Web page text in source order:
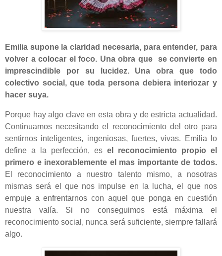
Emilia supone la claridad necesaria, para entender, para
volver a colocar el foco. Una obra que se convierte en
imprescindible por su lucidez. Una obra que todo
colectivo social, que toda persona debiera interiozar y
hacer suya.
Porque hay algo clave en esta obra y de estricta actualidad.
Continuamos necesitando el reconocimiento del otro para
sentirnos inteligentes, ingeniosas, fuertes, vivas. Emilia lo
define a la perfección, es el reconocimiento propio el
primero e inexorablemente el mas importante de todos.
El reconocimiento a nuestro talento mismo, a nosotras
mismas será el que nos impulse en la lucha, el que nos
empuje a enfrentarnos con aquel que ponga en cuestión
nuestra valía. Si no conseguimos está máxima el
reconocimiento social, nunca será suficiente, siempre fallará
algo.